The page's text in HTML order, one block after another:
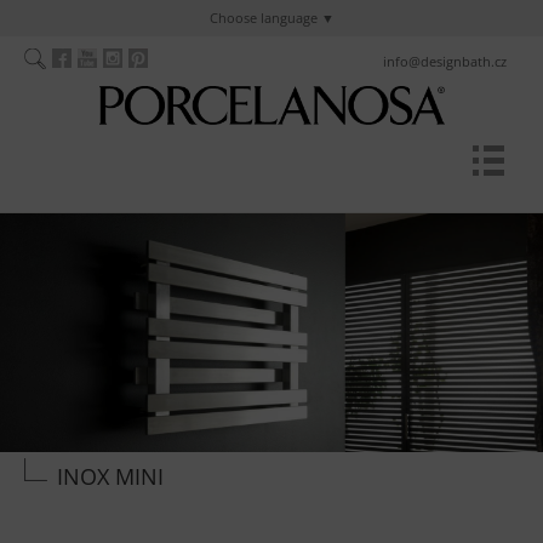
Choose language
info@designbath.cz
INOX MINI